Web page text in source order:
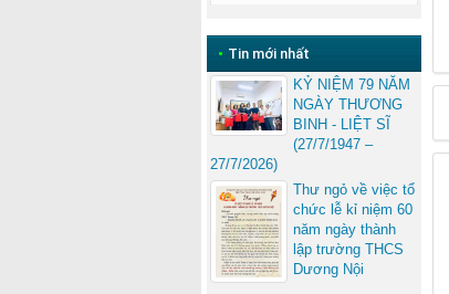
• Tin mới nhất
KỶ NIỆM 79 NĂM
NGÀY THƯƠNG
BINH - LIỆT SĨ
(27/7/1947 –
27/7/2026)
Thư ngỏ về việc tổ
chức lễ kỉ niệm 60
năm ngày thành
lập trường THCS
Dương Nội